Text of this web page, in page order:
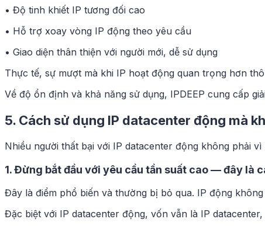
• Độ tinh khiết IP tương đối cao
• Hỗ trợ xoay vòng IP động theo yêu cầu
• Giao diện thân thiện với người mới, dễ sử dụng
Thực tế, sự mượt mà khi IP hoạt động quan trọng hơn
Về độ ổn định và khả năng sử dụng, IPDEEP cung cấp
5. Cách sử dụng IP datacenter động mà
Nhiều người thất bại với IP datacenter động không phải
1. Đừng bắt đầu với yêu cầu tần suất cao — đây là
Đây là điểm phổ biến và thường bị bỏ qua. IP động
Đặc biệt với IP datacenter động, vốn vẫn là IP datacenter,